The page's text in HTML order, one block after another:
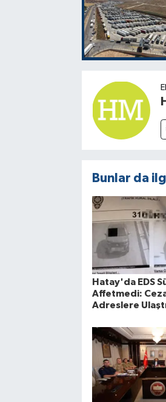
Bunlar da
Hatay'da EDS
Affetmedi:
Adreslere